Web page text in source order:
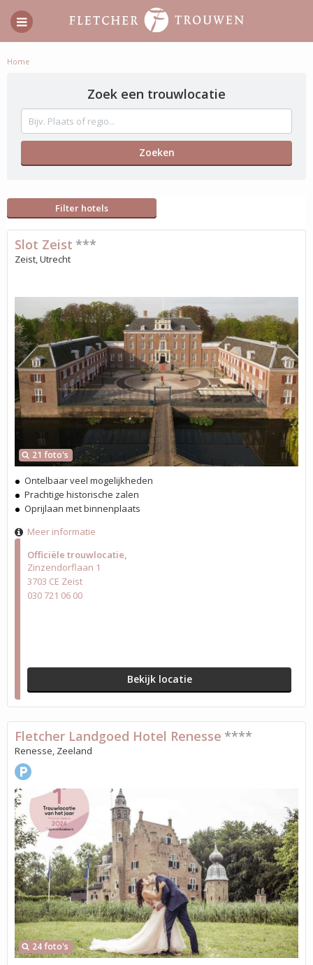
Home
Zoek een trouwlocatie
Filter hotels
Officiële trouwlocatie
Zinzendorflaan 1
3703 CE Zeist
030 721 06 00
Bekijk locatie
21 foto's
Slot Zeist ***
Zeist, Utrecht
Ontelbaar veel mogelijkheden
Prachtige historische zalen
Oprijlaan met binnenplaats
Meer informatie
24 foto's
Fletcher Landgoed Hotel Renesse ****
Renesse, Zeeland